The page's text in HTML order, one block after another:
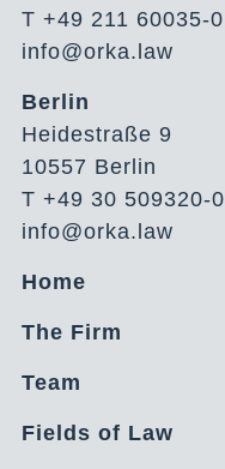
T +49 211 60035-0
info@orka.law
Berlin
Heidestraße 9
10557 Berlin
T +49 30 509320-0
info@orka.law
Home
The Firm
Team
Fields of Law